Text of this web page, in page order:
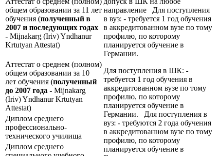
общем образовании за 11 лет
обучения (полученный в
2007 и последующих годах
- Mijnakarg (Iriv) Yndhanur
Krtutyan Attestat)
направление Для поступления
в вуз: - требуется 1 год обучения
в аккредитованном вузе по тому
профилю, по которому
планируется обучение в
Германии.
Аттестат о среднем (полном)
общем образовании за 10
лет обучения (полученный
до 2007 года - Mijnakarg
(Iriv) Yndhanur Krtutyan
Attestat)
Для поступления в ШК: -
требуется 1 год обучения в
аккредитованном вузе по тому
профилю, по которому
планируется обучение в
Германии. Для поступления в
вуз: - требуются 2 года обучения
в аккредитованном вузе по тому
профилю, по которому
планируется обучение в
Диплом среднего
профессионально-
технического училища
Диплом среднего